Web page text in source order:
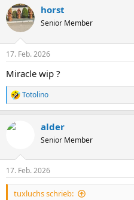
horst
Senior Member
17. Feb. 2026
Miracle wip ?
R
e
k
n
e
n
Totolino
alder
Senior Member
17. Feb. 2026
tuxluchs schrieb: